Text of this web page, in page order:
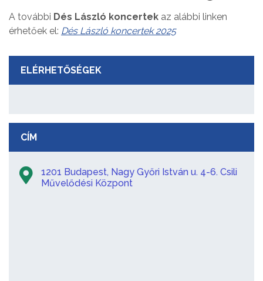
A további Dés László koncertek az alábbi linken
érhetőek el: Dés László koncertek 2025
ELÉRHETŐSÉGEK
CÍM
1201 Budapest, Nagy Győri István u. 4-6. Csili
Művelődési Központ